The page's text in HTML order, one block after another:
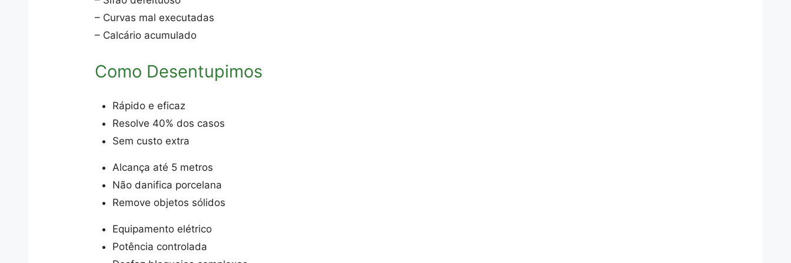
– Curvas mal executadas
– Calcário acumulado
Como Desentupimos
Rápido e eficaz
Resolve 40% dos casos
Sem custo extra
Alcança até 5 metros
Não danifica porcelana
Remove objetos sólidos
Equipamento elétrico
Potência controlada